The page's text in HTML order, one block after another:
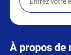
À propos de